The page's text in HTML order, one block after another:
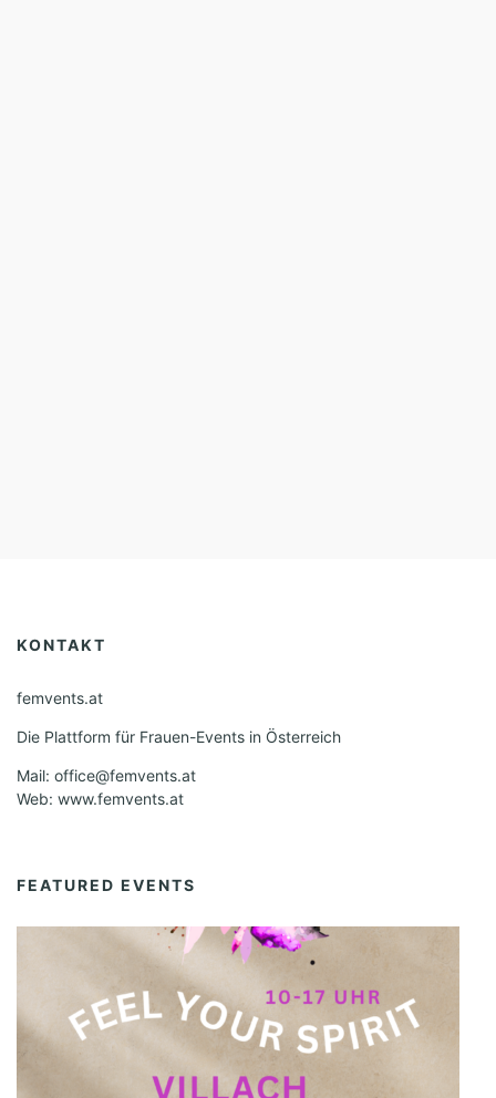
KONTAKT
femvents.at
Die Plattform für Frauen-Events in Österreich
Mail: office@femvents.at
Web: www.femvents.at
FEATURED EVENTS